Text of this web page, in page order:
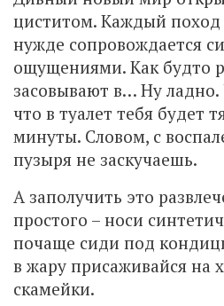
циститом. Каждый поход
нужде сопровождается
ощущениями. Как будто
засовывают в… Ну ладно.
что в туалет тебя будет
минуты. Словом, с
пузыря не заскучаешь.
А заполучить это
простого – носи
почаще сиди под
в жару присаживайся на
скамейки.